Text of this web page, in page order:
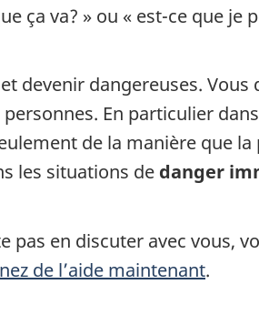
ça va? » ou « est-ce que je
devenir dangereuses. Vous
En particulier
de la manière que la
les situations de danger
pas en discuter avec vous,
de l’aide maintenant.